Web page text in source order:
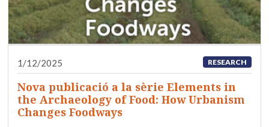
1/12/2025 RESEARCH
Nova publicació a la sèrie Elements in
the Archaeology of Food: How Urbanism
Changes Foodways